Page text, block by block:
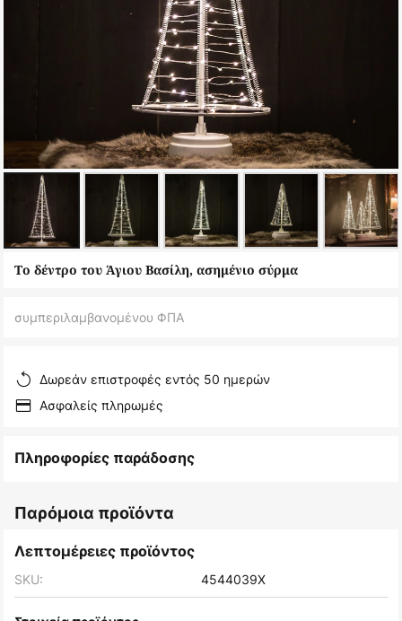
Μετάβαση
εικόνων
Το δέντρο του Άγιου Βασίλη, ασημένιο σύρμα
συμπεριλαμβανομένου ΦΠΑ
Δωρεάν επιστροφές εντός 50 ημερών
Ασφαλείς πληρωμές
Πληροφορίες παράδοσης
Παρόμοια προϊόντα
Λεπτομέρειες προϊόντος
SKU: 4544039X